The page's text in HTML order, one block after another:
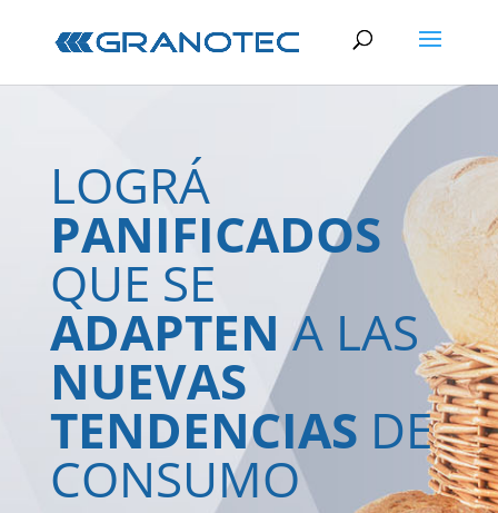
LOGRÁ
PANIFICADOS
QUE SE
ADAPTENA LAS
NUEVAS
TENDENCIAS DE
CONSUMO